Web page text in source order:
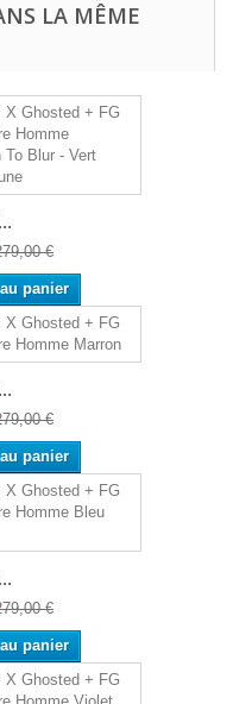
LA MÊME
€
panier
€
panier
€
panier